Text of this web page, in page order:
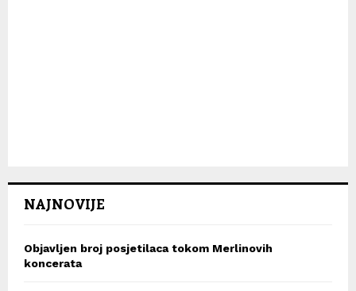
NAJNOVIJE
Objavljen broj posjetilaca tokom Merlinovih
koncerata